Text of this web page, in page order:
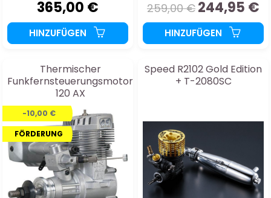
365,00 €
HINZUFÜGEN
259,00 € 244,95 €
HINZUFÜGEN
Thermischer
Funkfernsteuerungsmotor
120 AX
-10,00 €
FÖRDERUNG
Speed ​​R2102 Gold Edition
+ T-2080SC